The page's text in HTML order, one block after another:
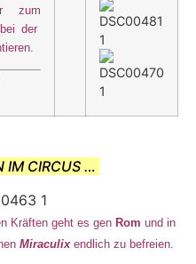
zum
der
IM CIRCUS …
Kräften geht es gen Rom und in
Miraculixendlich zu befreien.